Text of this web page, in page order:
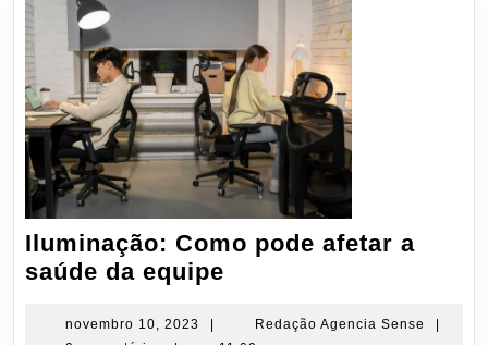
Iluminação: Como pode afetar a
saúde da equipe
pode
novembro 10, 2023
novembro
| Redação Agencia Sense
|